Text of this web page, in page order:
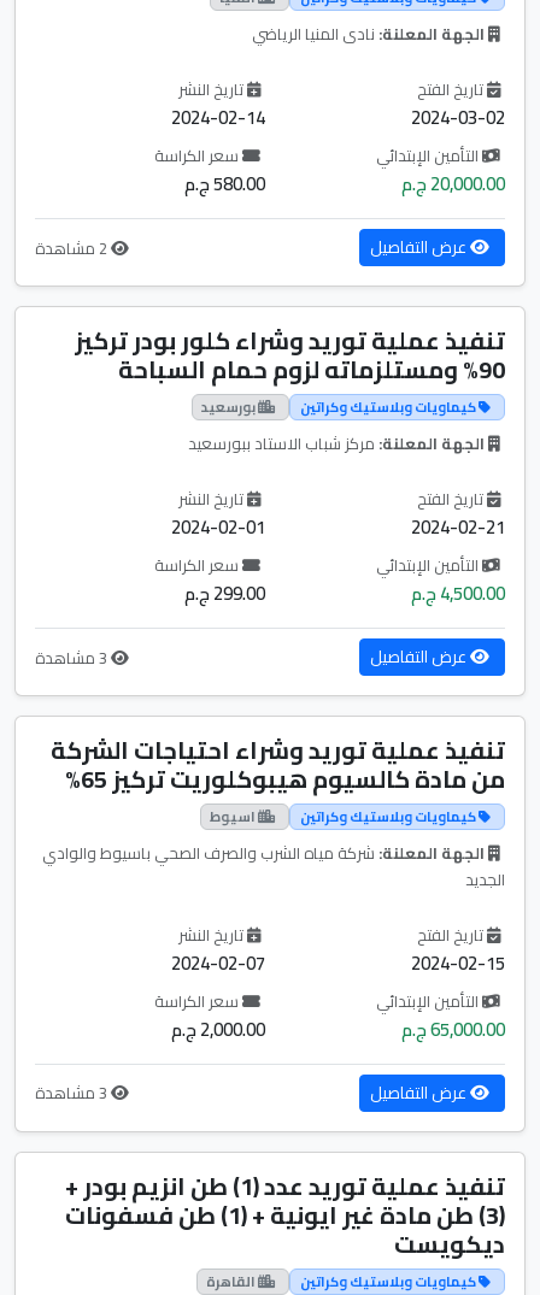
الجهة المعلنة: نادى المنيا الرياضي
تاريخ الفتح
2024-03-02
تاريخ النشر
2024-02-14
التأمين الإبتدائي
20,000.00 ج.م
سعر الكراسة
580.00 ج.م
عرض التفاصيل
تنفيذ عملية توريد وشراء كلور بودر تركيز
90% ومستلزماته لزوم حمام السباحة
كيماويات وبلاستيك وكراتين بورسعيد
الجهة المعلنة: مركز شباب الاستاد ببورسعيد
تاريخ الفتح
2024-02-21
تاريخ النشر
2024-02-01
التأمين الإبتدائي
4,500.00 ج.م
سعر الكراسة
299.00 ج.م
عرض التفاصيل
تنفيذ عملية توريد وشراء احتياجات الشركة
من مادة كالسيوم هيبوكلوريت تركيز 65%
كيماويات وبلاستيك وكراتين اسيوط
الجهة المعلنة: شركة مياه الشرب والصرف الصحي باسيوط والوادي
الجديد
تاريخ الفتح
2024-02-15
تاريخ النشر
2024-02-07
التأمين الإبتدائي
65,000.00 ج.م
سعر الكراسة
2,000.00 ج.م
عرض التفاصيل
تنفيذ عملية توريد عدد (1) طن انزيم بودر +
(3) طن مادة غير ايونية + (1) طن فسفونات
ديكويست
كيماويات وبلاستيك وكراتين القاهرة